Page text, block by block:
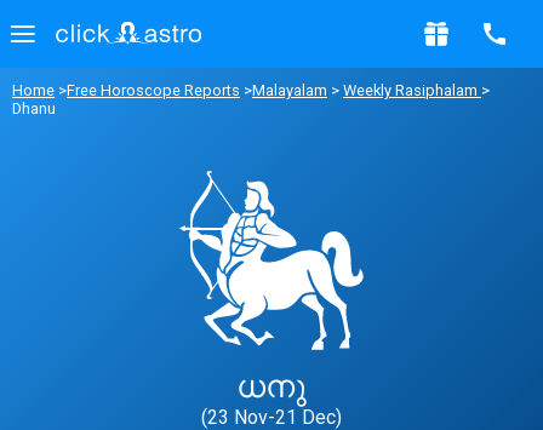
Home >Free Horoscope Reports >Malayalam > Weekly Rasiphalam >
Dhanu
ധനു
(23 Nov-21 Dec)